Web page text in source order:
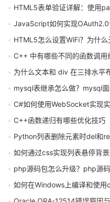
HTML5表单验证详解：使用
JavaScript如何实现OAuth2.0
HTML5怎么设置WiFi？为什
C++ 中有哪些不同的函数调用
为什么文本和 div 在三排水平
mysql表继承怎么做？mysql
C#如何使用WebSocket实现
C++函数递归有哪些优化技巧
Python列表删除元素时del和
如何通过css实现列表悬停背
php源码包怎么升级？php源
如何在Windows上编译和使用